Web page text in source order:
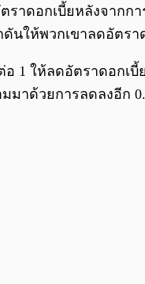
าดอกเบี้ยหลังจาก
นให้พวกเขาลดอัตรา
ให้ลดอัตราดอกเบี้
มาด้วยการลดลงอีก